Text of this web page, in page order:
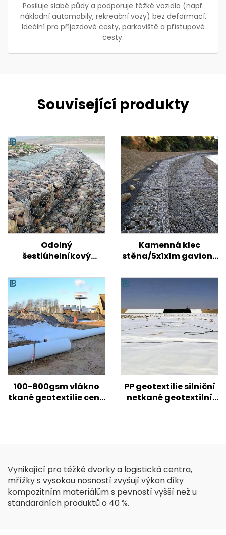
Posiluje slabé půdy a podporuje těžké vozidla (např.
nákladní automobily, rekreační vozy) bez deformací.
Ideální pro příjezdové cesty, parkoviště a přístupové
cesty.
Související produkty
Odolný
šestiúhelníkový
drátěného pletiva
Tkaný točený
gabionový box pro
kontrolu eroze
opěrných zdí
Kamenná klec
stěna/5x1x1m gaviony
gabionový box rozměr
100-800gsm vlákno
tkané geotextilie cena
PP geotextilie silniční
netkané geotextilní
Vynikající pro těžké dvorky a logistická centra,
mřížky s vysokou nosností zvyšují výkon díky
kompozitním materiálům s pevností vyšší než u
standardních produktů o 40 %.